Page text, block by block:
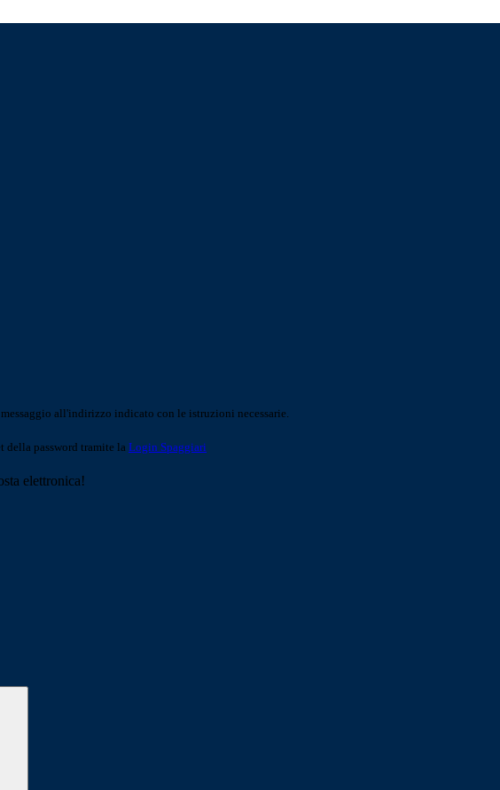
all'indirizzo indicato con le istruzioni necessarie.
della password tramite la Login Spaggiari
elettronica!